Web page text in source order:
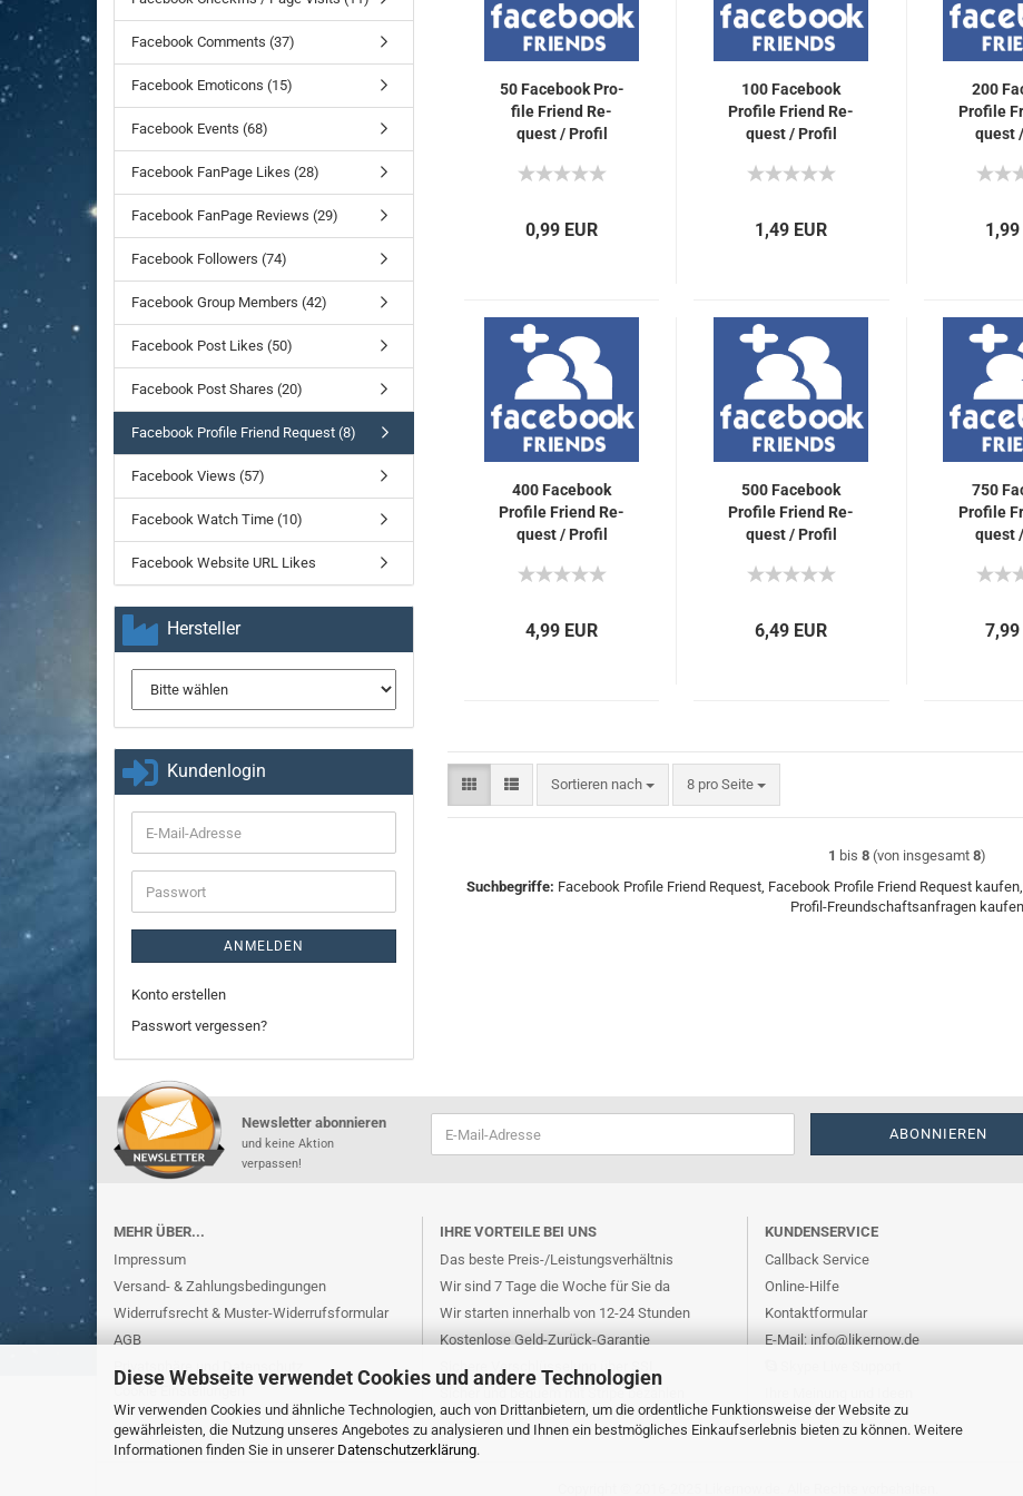
Diese Webseite verwendet Cookies und andere Technologien
Wir verwenden Cookies und ähnliche Technologien, auch von Drittanbietern, um die ordentliche Funktionsweise der Website zu
gewährleisten, die Nutzung unseres Angebotes zu analysieren und Ihnen ein bestmögliches Einkaufserlebnis bieten zu können. Weitere
Informationen finden Sie in unserer Datenschutzerklärung.
50 Face­book Pro­
fi­le Friend Re­
quest / Pro­fil
fra­gen für Dich
0,99 EUR
100 Face­book
Pro­fi­le Friend Re­
quest / Pro­fil
fra­gen für Dich
1,49 EUR
200
Pro­fi­le
quest
fra­gen
1,99
400 Face­book
Pro­fi­le Friend Re­
quest / Pro­fil
fra­gen für Dich
4,99 EUR
500 Face­book
Pro­fi­le Friend Re­
quest / Pro­fil
fra­gen für Dich
6,49 EUR
750
Pro­fi­le
quest
fra­gen
7,99
Sortieren nach
Sortieren nach 8 pro Seite
pro Seite
1 bis 8(von insgesamt 8)
Suchbegriffe: Facebook Profile Friend Request, Facebook Profile Friend Request
Profil-Freundschaftsanfragen kaufen
Facebook Comments (37)
Facebook Emoticons (15)
Facebook Events (68)
Facebook FanPage Likes (28)
Facebook FanPage Reviews (29)
Facebook Followers (74)
Facebook Group Members (42)
Facebook Post Likes (50)
Facebook Post Shares (20)
Facebook Profile Friend Request (8)
Facebook Views (57)
Facebook Watch Time (10)
Facebook Website URL Likes
Hersteller
Kundenlogin
E-
Mail-
Adresse
Passwort
ANMELDEN
Konto erstellen
Passwort vergessen?
Newsletter abonnieren
und keine Aktion
verpassen!
MEHR ÜBER...
Impressum
Versand- & Zahlungsbedingungen
Widerrufsrecht & Muster-Widerrufsformular
AGB
Privatsphäre und Datenschutz
IHRE VORTEILE BEI UNS
Das beste Preis-/Leistungsverhältnis
Wir sind 7 Tage die Woche für Sie da
Wir starten innerhalb von 12-24 Stunden
Kostenlose Geld-Zurück-Garantie
Sichere Verschlüsselung über SSL
Sicher und bequem mit Stripe bezahlen
KUNDENSERVICE
Callback Service
Online-Hilfe
Kontaktformular
E-Mail: info@likernow.de